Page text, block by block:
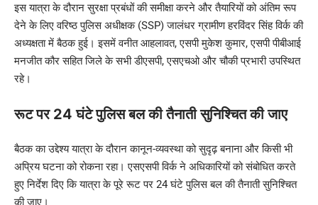
इस यात्रा के दौरान सुरक्षा प्रबंधों की समीक्षा करने और तैयारियों को अंतिम रूप
देने के लिए वरिष्ठ पुलिस अधीक्षक (SSP) जालंधर ग्रामीण हरविंदर सिंह विर्क की
अध्यक्षता में बैठक हुई। इसमें वनीत आहलावत, एसपी मुकेश कुमार, एसपी पीबीआई
मनजीत कौर सहित जिले के सभी डीएसपी, एसएचओ और चौकी प्रभारी उपस्थित
रहे।
रूट पर 24 घंटे पुलिस बल की तैनाती सुनिश्चित की जाए
बैठक का उद्देश्य यात्रा के दौरान कानून-व्यवस्था को सुदृढ़ बनाना और किसी भी
अप्रिय घटना को रोकना रहा। एसएसपी विर्क ने अधिकारियों को संबोधित करते
हुए निर्देश दिए कि यात्रा के पूरे रूट पर 24 घंटे पुलिस बल की तैनाती सुनिश्चित
की जाए।